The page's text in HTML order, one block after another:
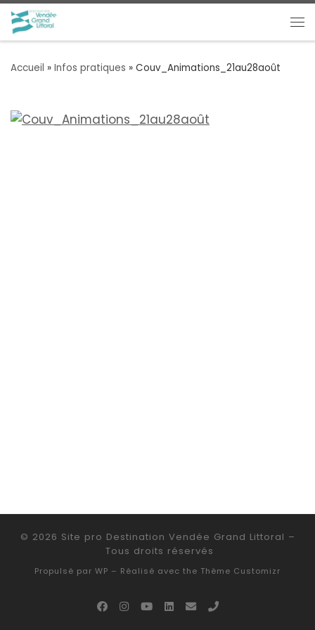
Passer au contenu
Accueil » Infos pratiques » Couv_Animations_21au28août
© 2026 Site pro Destination Vendée Grand Littoral –
Tous droits réservés
Propulsé par WP – Réalisé avec the Thème Customizr